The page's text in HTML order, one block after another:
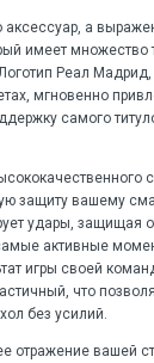
аксессуар, а
имеет множество
Реал
мгновенно
самого
защиту вашему
удары, защищая
активные
игры своей
что
без усилий.
отражение вашей